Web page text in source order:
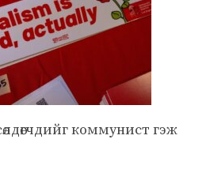
коммунист гэж